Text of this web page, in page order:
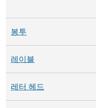
봉투
레이블
레터 헤드